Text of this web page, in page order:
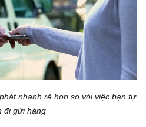
nhanh rẻ hơn so với việc bạn tự
đi gửi hàng